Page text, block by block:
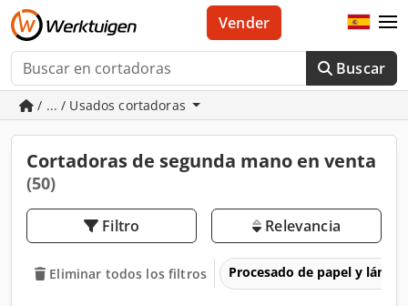
Buscar
Vender
/ ... / Usados cortadoras
Cortadoras de segunda mano en venta
(50)
Filtro Relevancia
Eliminar todos los filtros Procesado de papel y